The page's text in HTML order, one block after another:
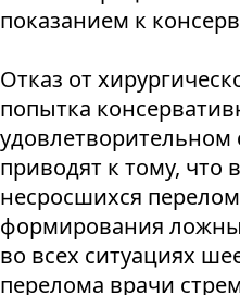
показанием к
Отказ от
попытка
удовлетворительном
приводят к тому, что
несросшихся
формирования
во всех ситуациях
перелома врачи